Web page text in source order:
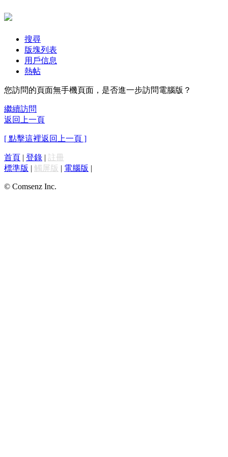
搜尋
版塊列表
用戶信息
熱帖
您訪問的頁面無手機頁面，是否進一步訪問電腦版？
繼續訪問
返回上一頁
[ 點擊這裡返回上一頁 ]
首頁 | 登錄 | 註冊
標準版 | 觸屏版 | 電腦版 |
© Comsenz Inc.